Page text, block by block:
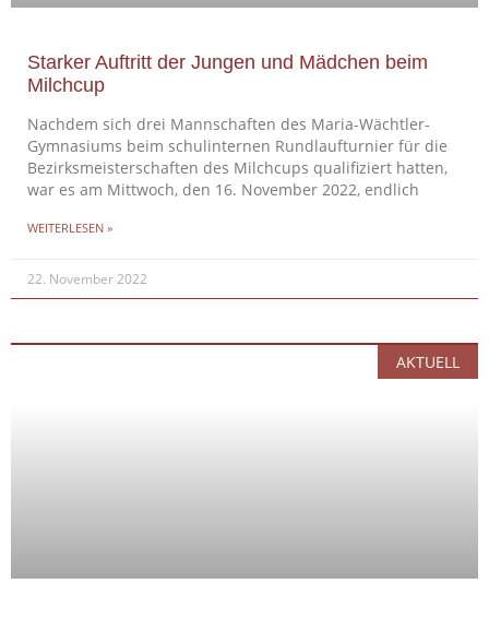
Starker Auftritt der Jungen und Mädchen beim
Milchcup
Nachdem sich drei Mannschaften des Maria-Wächtler-
Gymnasiums beim schulinternen Rundlaufturnier für die
Bezirksmeisterschaften des Milchcups qualifiziert hatten,
war es am Mittwoch, den 16. November 2022, endlich
WEITERLESEN »
22. November 2022
AKTUELL